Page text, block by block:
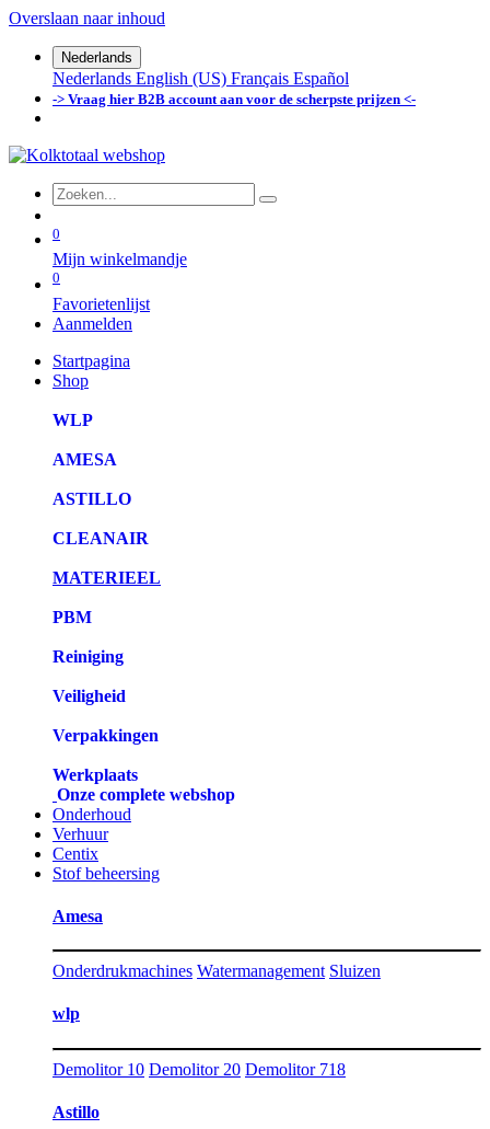
Overslaan naar inhoud
Nederlands
Nederlands English (US) Français Español
-> Vraag hier B2B account aan voor de scherpste prijzen <-
0
Mijn winkelmandje
0
Favorietenlijst
Aanmelden
Startpagina
Shop
WLP
AMESA
ASTILLO
CLEANAIR
MATERIEEL
PBM
Reiniging
Veiligheid
Verpakkingen
Werkplaats
Onze complete webshop
Onderhoud
Verhuur
Centix
Stof beheersing
Amesa
Onderdrukmachines Watermanagement Sluizen
wlp
Demolitor 10 Demolitor 20 Demolitor 718
Astillo